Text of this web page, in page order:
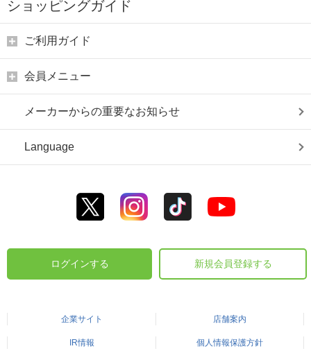
ショッピングガイド
ご利用ガイド
会員メニュー
メーカーからの重要なお知らせ
Language
ログインする 新規会員登録する
企業サイト 店舗案内
IR情報 個人情報保護方針